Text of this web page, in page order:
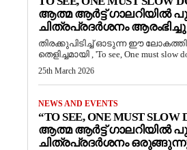
ആത്മ ആർട്ട് ഗാലറിയിൽ
ചിത്രപ്രദർശനം ആരംഭിച്ചു
തിരക്കുപിടിച്ച് ഓടുന്ന ഈ
തെളിച്ചമായി , 'To see, One must slow
25th March 2026
NEWS AND EVENTS
“TO SEE, ONE MUST SLOW
ആത്മ ആർട്ട് ഗാലറിയിൽ
ചിത്രപ്രദർശനം